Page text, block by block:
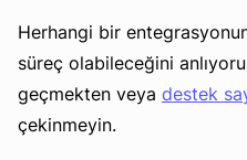
Herhangi bir
süreç olabileceğini
geçmekten veya destek
çekinmeyin.